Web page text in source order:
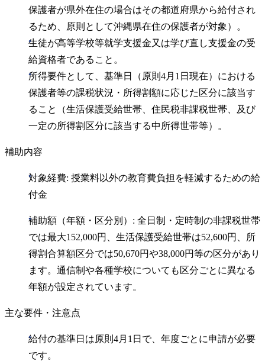
保護者が県外在住の場合はその都道府県から給付され
るため、原則として沖縄県在住の保護者が対象）。
生徒が高等学校等就学支援金又は学び直し支援金の受
給資格者であること。
所得要件として、基準日（原則4月1日現在）における
保護者等の課税状況・所得割額に応じた区分に該当す
ること（生活保護受給世帯、住民税非課税世帯、及び
一定の所得割区分に該当する中所得世帯等）。
補助内容
対象経費: 授業料以外の教育費負担を軽減するための給
付金
補助額（年額・区分別）: 全日制・定時制の非課税世帯
では最大152,000円、生活保護受給世帯は52,600円、所
得割合算額区分では50,670円や38,000円等の区分があり
ます。通信制や各種学校についても区分ごとに異なる
年額が設定されています。
主な要件・注意点
給付の基準日は原則4月1日で、年度ごとに申請が必要
です。